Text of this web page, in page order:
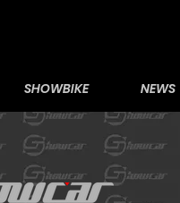
SHOWBIKE NEWS